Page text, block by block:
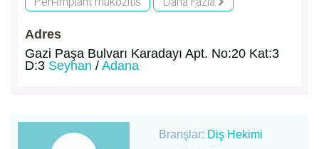
Adres
Gazi Paşa Bulvarı Karadayı Apt. No:20 Kat:3
D:3 Seyhan / Adana
Branşlar: Diş Hekimi